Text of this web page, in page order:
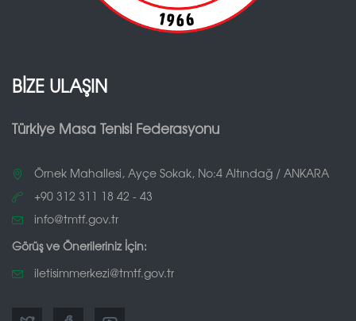
BİZE ULAŞIN
Türkiye Masa Tenisi Federasyonu
Örnek Mahallesi, Ayçe Sokak, No:4 Altındağ / ANKARA
+90 312 311 18 42 - 43
info@tmtf.gov.tr
Görüş ve Önerileriniz İçin:
iletisimmerkezi@tmtf.gov.tr